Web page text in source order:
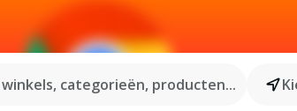
categorieën, producten...